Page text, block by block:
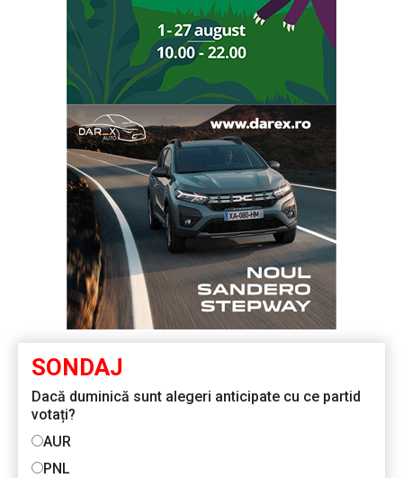
SONDAJ
Dacă duminică sunt alegeri anticipate cu ce partid
votați?
AUR
PNL